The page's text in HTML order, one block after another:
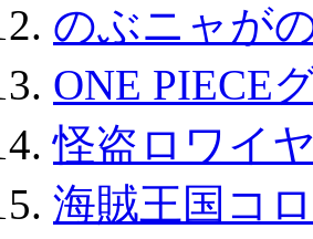
のぶニャが
ONE PIECE
怪盗ロワイ
海賊王国コ